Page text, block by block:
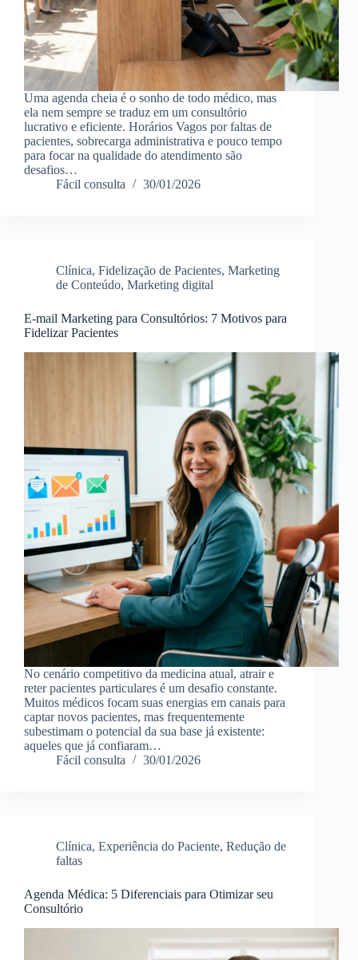
Uma agenda cheia é o sonho de todo médico, mas
ela nem sempre se traduz em um consultório
lucrativo e eficiente. Horários Vagos por faltas de
pacientes, sobrecarga administrativa e pouco tempo
para focar na qualidade do atendimento são
desafios…
Fácil consulta
30/01/2026
Clínica, Fidelização de Pacientes, Marketing
de Conteúdo, Marketing digital
E-mail Marketing para Consultórios: 7 Motivos para
Fidelizar Pacientes
No cenário competitivo da medicina atual, atrair e
reter pacientes particulares é um desafio constante.
Muitos médicos focam suas energias em canais para
captar novos pacientes, mas frequentemente
subestimam o potencial da sua base já existente:
aqueles que já confiaram…
Fácil consulta
30/01/2026
Clínica, Experiência do Paciente, Redução de
faltas
Agenda Médica: 5 Diferenciais para Otimizar seu
Consultório